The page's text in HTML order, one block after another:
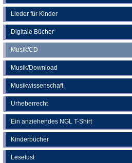
Lieder für Kinder
Digitale Bücher
Musik/CD
Musik/Download
Musikwissenschaft
Urheberrecht
Ein anziehendes NGL T-Shirt
Kinderbücher
Leselust